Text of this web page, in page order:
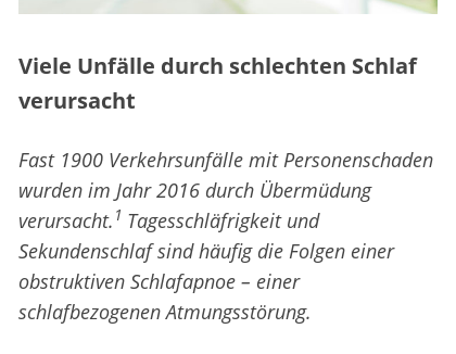
Viele Unfälle durch schlechten Schlaf
verursacht
Fast 1900 Verkehrsunfälle mit Personenschaden
wurden im Jahr 2016 durch Übermüdung
verursacht. 1 Tagesschläfrigkeit und
Sekundenschlaf sind häufig die Folgen einer
obstruktiven Schlafapnoe – einer
schlafbezogenen Atmungsstörung.